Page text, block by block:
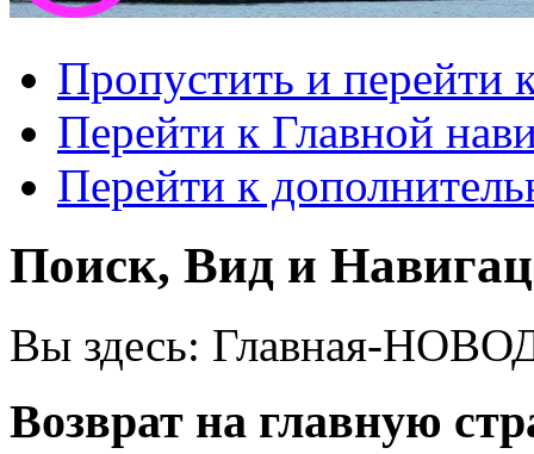
Пропустить и перейти
Перейти к Главной
Перейти к
Поиск, Вид и
Вы здесь: Главная-
Возврат на главную